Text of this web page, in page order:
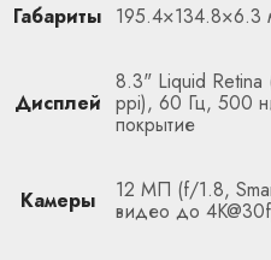
Габариты 195.4×134.8×6.3
Дисплей
8.3" Liquid
ppi), 60 Гц, 500
покрытие
Камеры 12 МП (f/1.8,
видео до